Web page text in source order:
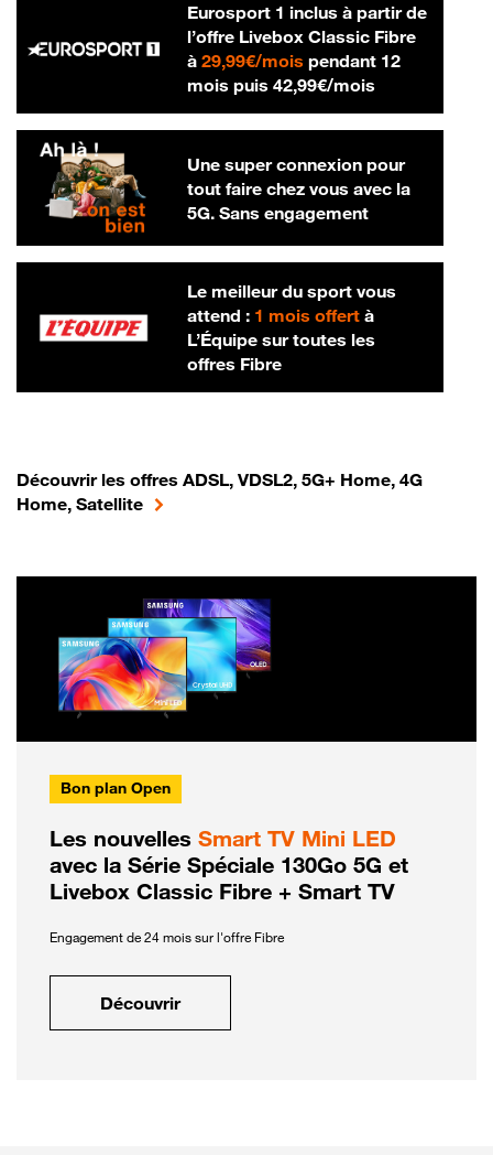
Eurosport 1 inclus à partir de
l’offre Livebox Classic Fibre
à 29,99€/mois29,99 € par mois
pendant 12
mois puis 42,99€/mois42,99 € par
Une super connexion pour
tout faire chez vous avec la
5G. Sans engagement
Le meilleur du sport vous
attend : 1 mois offertà
L’Équipe sur toutes les
offres Fibre
Découvrir les offres ADSL, VDSL2, 5G+ Home, 4G
Home, Satellite
Bon plan Open
Les nouvelles Smart TV Mini LED
avec la Série Spéciale 130Go 5G et
Livebox Classic Fibre + Smart TV
Engagement de 24 mois sur l'offre Fibre
Découvrir